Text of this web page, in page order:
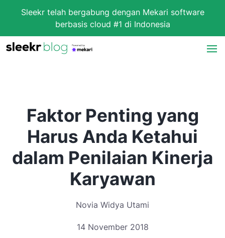
Sleekr telah bergabung dengan Mekari software
berbasis cloud #1 di Indonesia
Faktor Penting yang
Harus Anda Ketahui
dalam Penilaian Kinerja
Karyawan
Novia Widya Utami
14 November 2018